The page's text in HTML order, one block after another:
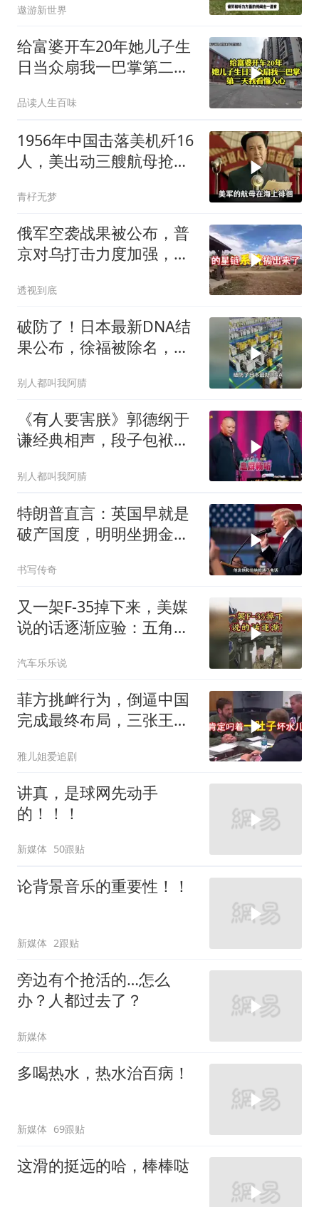
遨游新世界
给富婆开车20年她儿子生
日当众扇我一巴掌第二天
品读人生百味
1956年中国击落美机歼16
人，美出动三艘航母抢尸
青杍无梦
俄军空袭战果被公布，普
京对乌打击力度加强，泽
透视到底
破防了！日本最新DNA结
果公布，徐福被除名，祖
别人都叫我阿腈
《有人要害朕》郭德纲于
谦经典相声，段子包袱满
别人都叫我阿腈
特朗普直言：英国早就是
破产国度，明明坐拥金
书写传奇
又一架F-35掉下来，美媒
说的话逐渐应验：五角大
汽车乐乐说
菲方挑衅行为，倒逼中国
完成最终布局，三张王牌
雅儿姐爱追剧
讲真，是球网先动手
的！！！
新媒体 50跟贴
论背景音乐的重要性！！
新媒体 2跟贴
旁边有个抢活的…怎么
办？人都过去了？
新媒体
多喝热水，热水治百病！
新媒体 69跟贴
这滑的挺远的哈，棒棒哒